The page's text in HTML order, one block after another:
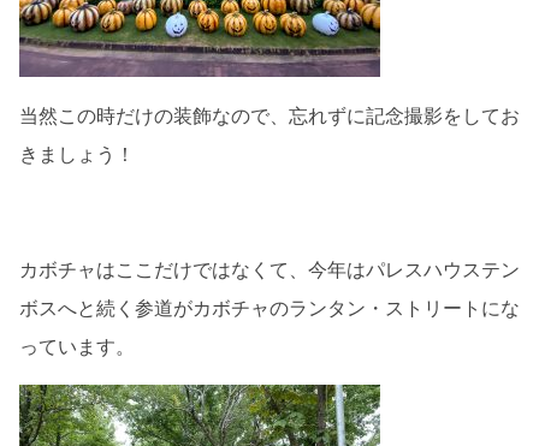
当然この時だけの装飾なので、忘れずに記念撮影をしてお
きましょう！
カボチャはここだけではなくて、今年はパレスハウステン
ボスへと続く参道がカボチャのランタン・ストリートにな
っています。